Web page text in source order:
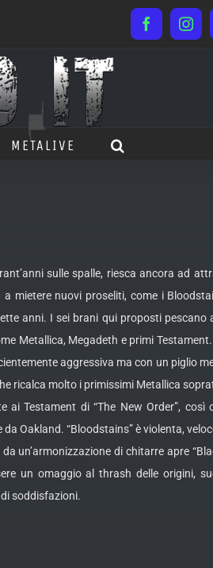
Facebook
METALIVE
sulle spalle, riesca ancora ad
mietere nuovi proseliti, come i
anni. I sei brani qui proposti pescano
Metallica, Megadeth e primi
aggressiva ma con un piglio
ricalca molto i primissimi Metallica
Testament di “The New Order”, così
Oakland. “Bloodstains” è violenta,
un’armonizzazione di chitarre apre
un omaggio al thrash delle origini,
soddisfazioni.